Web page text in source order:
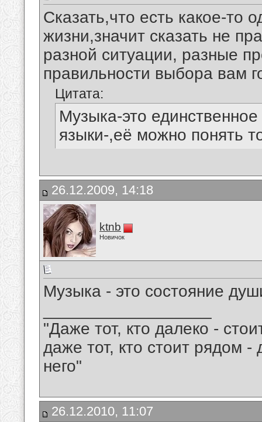
Сказать,что есть какое-то
жизни,значит сказать не
разной ситуации, разные
правильности выбора вам
Цитата:
Музыка-это
языки-,её можно понять
26.12.2009, 14:18
ktnb
Новичок
Музыка - это состояние
"Даже тот, кто далеко -
даже тот, кто стоит рядом
него"
26.12.2010, 11:07